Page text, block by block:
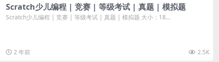
Scratch少儿编程 | 竞赛 | 等级考试 | 真题 | 模拟题
Scratch少儿编程 | 竞赛 | 等级考试 | 真题 | 模拟题 大小：18...
2 年前 2.5K